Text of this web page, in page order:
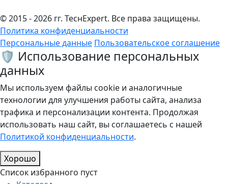
© 2015 - 2026 гг. ТеcнExpert. Все права защищены.
Политика конфиденциальности
Персональные данные Пользовательское соглашение
🛡️ Использование персональных
данных
Мы используем файлы cookie и аналогичные
технологии для улучшения работы сайта, анализа
трафика и персонализации контента. Продолжая
использовать наш сайт, вы соглашаетесь с нашей
Политикой конфиденциальности.
Хорошо
Список избранного пуст